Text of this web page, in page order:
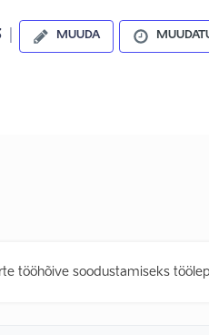
MUUDA
tööhõive soodustamiseks